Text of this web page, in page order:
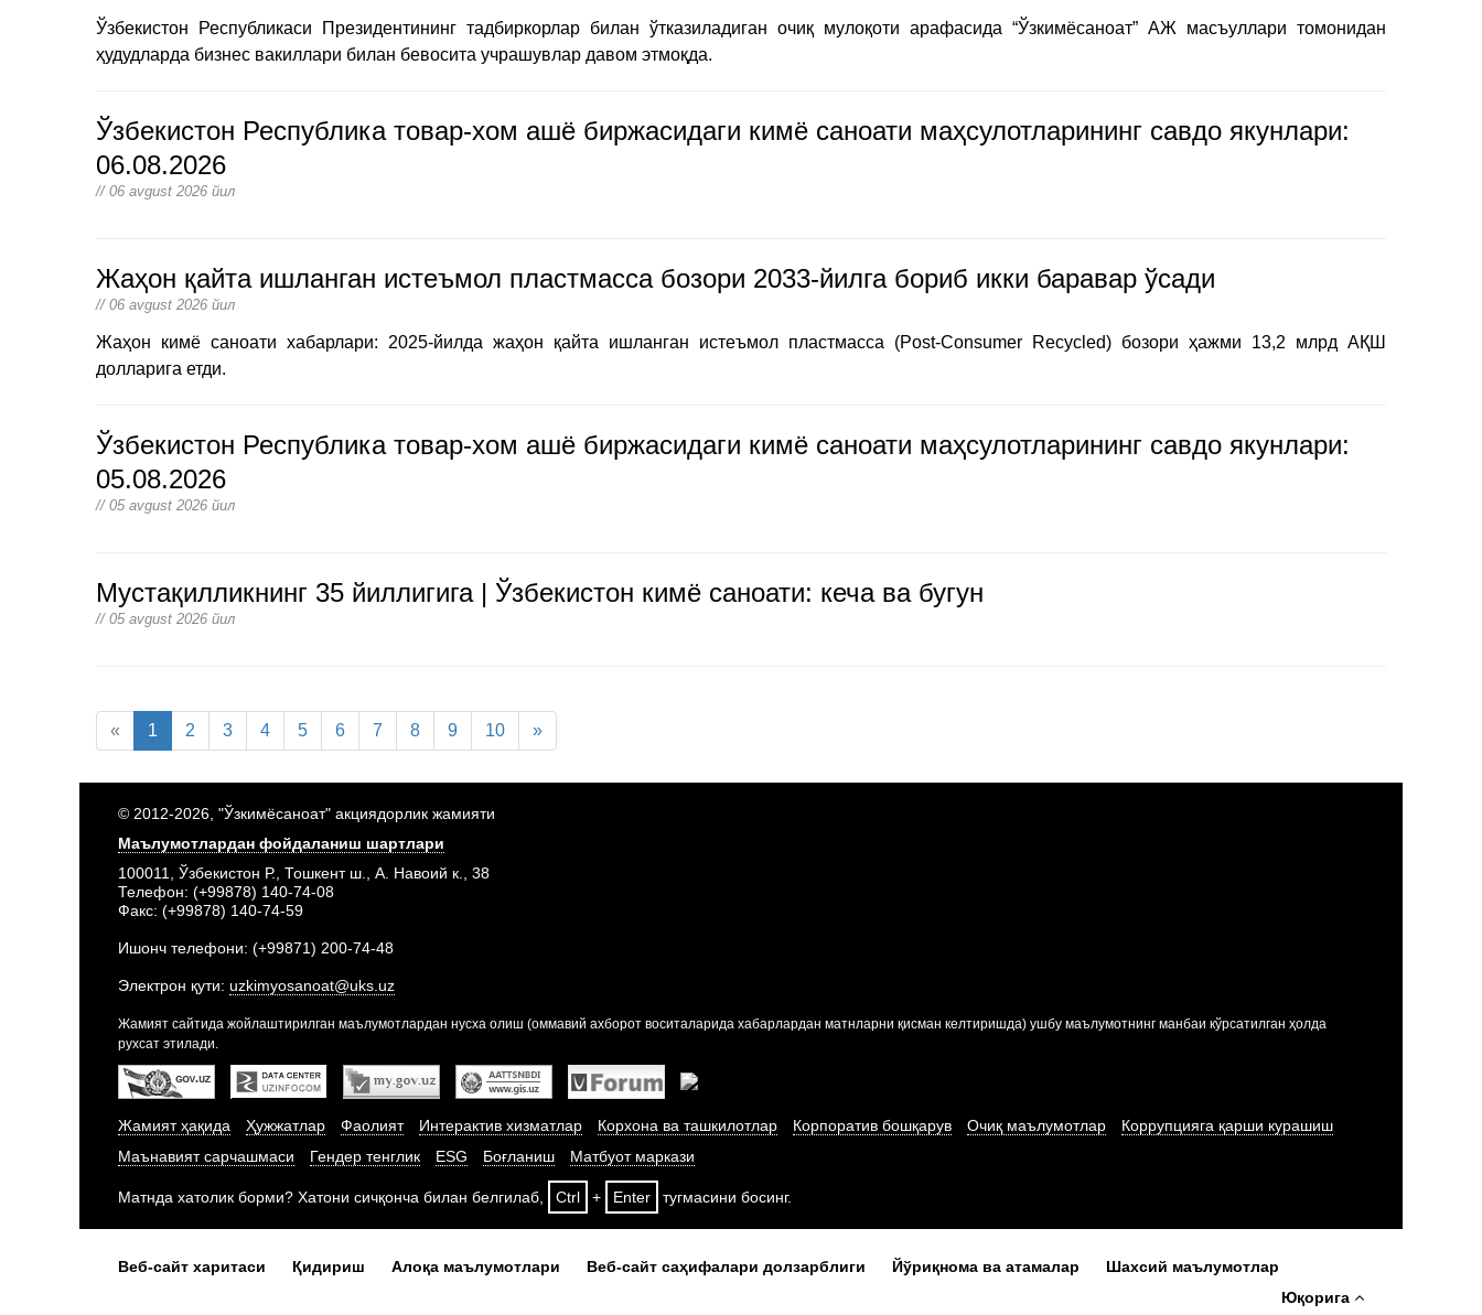
Ўзбекистон Республикаси Президентининг тадбиркорлар билан ўтказиладиган очиқ мулоқоти арафасида “Ўзкимёсаноат” АЖ масъуллари томонидан
ҳудудларда бизнес вакиллари билан бевосита учрашувлар давом этмоқда.
Ўзбекистон Республика товар-хом ашё биржасидаги кимё саноати маҳсулотларининг савдо якунлари:
06.08.2026
// 06 avgust 2026 йил
Жаҳон қайта ишланган истеъмол пластмасса бозори 2033-йилга бориб икки баравар ўсади
// 06 avgust 2026 йил
Жаҳон кимё саноати хабарлари: 2025-йилда жаҳон қайта ишланган истеъмол пластмасса (Post-Consumer Recycled) бозори ҳажми 13,2 млрд АҚШ
долларига етди.
Ўзбекистон Республика товар-хом ашё биржасидаги кимё саноати маҳсулотларининг савдо якунлари:
05.08.2026
// 05 avgust 2026 йил
Мустақилликнинг 35 йиллигига | Ўзбекистон кимё саноати: кеча ва бугун
// 05 avgust 2026 йил
« 1 2 3 4 5 6 7 8 9 10 »
© 2012-2026, "Ўзкимёсаноат" акциядорлик жамияти
Маълумотлардан фойдаланиш шартлари
100011, Ўзбекистон Р., Тошкент ш., А. Навоий к., 38
Телефон: (+99878) 140-74-08
Факс: (+99878) 140-74-59
Ишонч телефони: (+99871) 200-74-48
Электрон қути: uzkimyosanoat@uks.uz
Жамият сайтида жойлаштирилган маълумотлардан нусха олиш (оммавий ахборот воситаларида хабарлардан матнларни қисман келтиришда) ушбу маълумотнинг манбаи кўрсатилган ҳолда
рухсат этилади.
Жамият ҳақида Ҳужжатлар Фаолият Интерактив хизматлар Корхона ва ташкилотлар Корпоратив бошқарув Очиқ маълумотлар
Коррупцияга қарши курашиш
Маънавият сарчашмаси
Гендер тенглик ESG Боғланиш Матбуот маркази
Матнда хатолик борми? Хатони сичқонча билан белгилаб, Ctrl + Enter тугмасини босинг.
Веб-сайт харитаси Қидириш Алоқа маълумотлари Веб-сайт саҳифалари долзарблиги Йўриқнома ва атамалар
Шахсий маълумотлар
Юқорига